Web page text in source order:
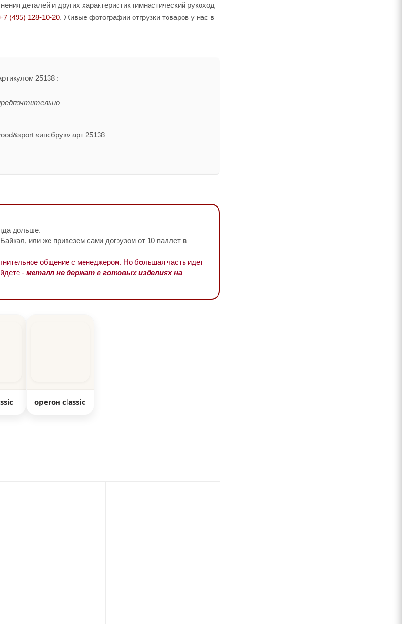
деталей и других характеристик гимнастический рукоход
(495) 128-10-20. Живые фотографии отгрузки товаров у нас в
25138 :
«инсбрук» арт 25138
дольше.
или же привезем сами догрузом от 10 паллет в
общение с менеджером. Но большая часть идет
- металл не держат в готовых изделиях на
орегон classic